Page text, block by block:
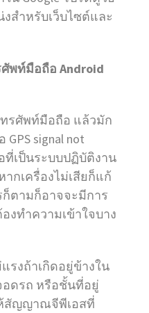
สําหรับเว็บไซต์และ
พท์มือถือ Android
รศัพท์มือถือ แล้วมัก
GPS signal not
เป็นระบบปฏิบัติงาน
กเครื่องไม่เสียก็แก้
ตามก็อาจจะมีการ
งทำความเข้าใจบาง
งถ้าเกิดอยู่ข้างใน
อดรถ หรือชั้นที่อยู่
สัญญาณจีพีเอสที่